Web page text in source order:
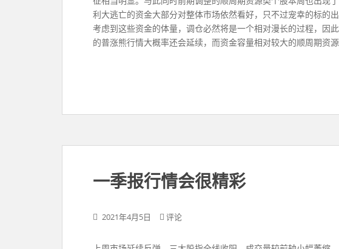
利大逃亡的资金大部分对整体市场依然看好，只不过宠幸的标的
考虑到这些资金的体量，调仓必然将是一个相对漫长的过程，因
的普涨熊行情大概率还会延续，而资金容量相对较大的顺周期资
一季报行情会很精彩
2021年4月5日 评论